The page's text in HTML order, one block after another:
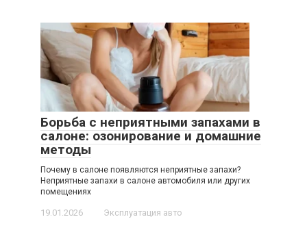
Борьба с неприятными запахами в
салоне: озонирование и домашние
методы
Почему в салоне появляются неприятные запахи?
Неприятные запахи в салоне автомобиля или других
помещениях
19.01.2026 Эксплуатация авто